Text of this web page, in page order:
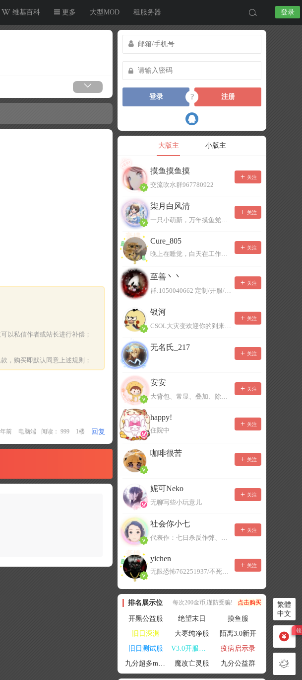
维基百科 更多 大型MOD 租服务器 登录
以私信作者或站长进行补偿；
，购买即默认同意上述规则；
前 电脑端 阅读： 999 1楼 回复
登录 ? 注册
大版主 小版主
摸鱼摸鱼摸
交流吹水群967780922
关注
柒月白风清
一只小萌新，万年摸鱼党！已经脱坑了。。。
关注
Cure_805
晚上在睡觉，白天在工作，不一定能及时回复，有事可以留言！
关注
至善丶丶
群:1050040662 定制/开服/地图制作/价格公道
关注
银河
CSOL大灾变欢迎你的到来。QQ群：967780922
关注
无名氏_217
关注
安安
大背包、常显、叠加、除草树，唯一作者QQ383125283
关注
happy!
住院中
关注
咖啡很苦
关注
妮可Neko
无聊写些小玩意儿
关注
社会你小七
代表作：七日杀反作弊、七日杀云黑、七日杀BOT、七日杀云商城
关注
yichen
无限恐怖762251937/不死者末日1080207504
关注
排名展示位 每次200金币,谨防受骗! 点击购买
开黑公益服 绝望末日
摸鱼服
旧日深渊
大枣纯净服
陌离3.0新开
旧日测试服
V3.0开服联机
疫病启示录
九分超多mod群
魔改亡灵服 九分公益群
繁體
中文